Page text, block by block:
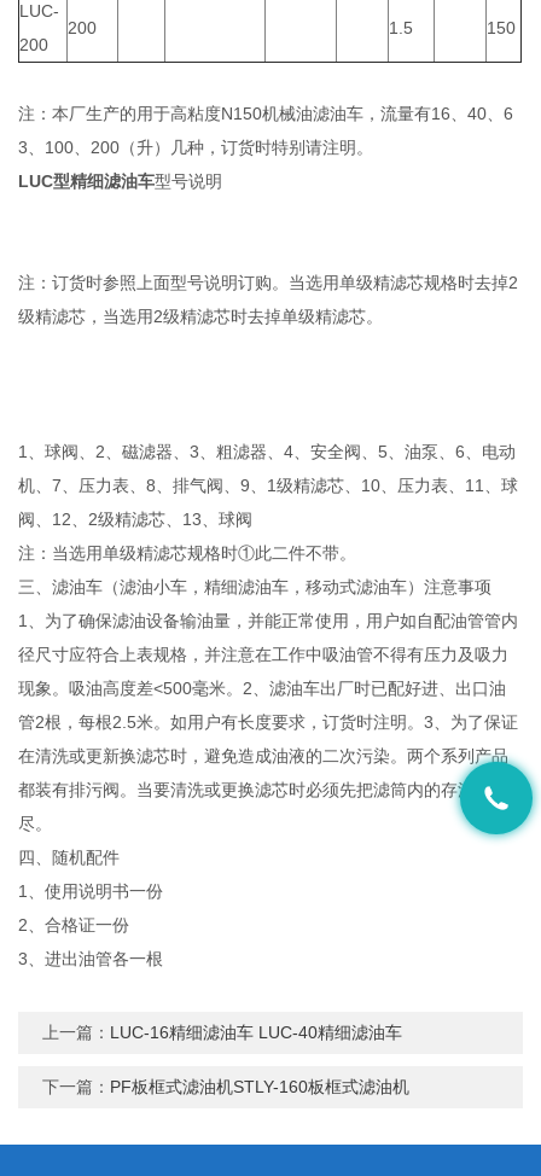
LUC-
200
200 1.5 150
注：本厂生产的用于高粘度N150机械油滤油车，流量有16、40、6
3、100、200（升）几种，订货时特别请注明。
LUC型精细滤油车型号说明
注：订货时参照上面型号说明订购。当选用单级精滤芯规格时去掉2
级精滤芯，当选用2级精滤芯时去掉单级精滤芯。
1、球阀、2、磁滤器、3、粗滤器、4、安全阀、5、油泵、6、电动
机、7、压力表、8、排气阀、9、1级精滤芯、10、压力表、11、球
阀、12、2级精滤芯、13、球阀
注：当选用单级精滤芯规格时①此二件不带。
三、滤油车（滤油小车，精细滤油车，移动式滤油车）注意事项
1、为了确保滤油设备输油量，并能正常使用，用户如自配油管管内
径尺寸应符合上表规格，并注意在工作中吸油管不得有压力及吸力
现象。吸油高度差<500毫米。2、滤油车出厂时已配好进、出口油
管2根，每根2.5米。如用户有长度要求，订货时注明。3、为了保证
在清洗或更新换滤芯时，避免造成油液的二次污染。两个系列产品
都装有排污阀。当要清洗或更换滤芯时必须先把滤筒内的存油排
尽。
四、随机配件
1、使用说明书一份
2、合格证一份
3、进出油管各一根
上一篇： LUC-16精细滤油车 LUC-40精细滤油车
下一篇： PF板框式滤油机STLY-160板框式滤油机